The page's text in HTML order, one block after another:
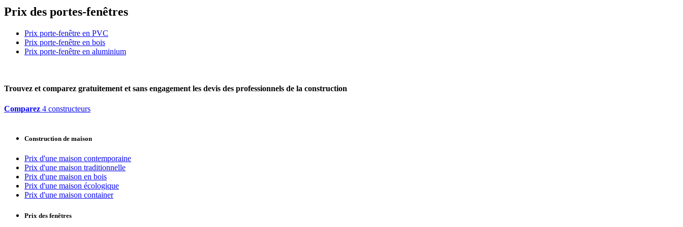
Prix des portes-fenêtres
Prix porte-fenêtre en PVC
Prix porte-fenêtre en bois
Prix porte-fenêtre en aluminium
Trouvez et comparez gratuitement et sans engagement les devis des professionnels de la construction
Comparez 4 constructeurs
Construction de maison
Prix d'une maison contemporaine
Prix d'une maison traditionnelle
Prix d'une maison en bois
Prix d'une maison écologique
Prix d'une maison container
Prix des fenêtres